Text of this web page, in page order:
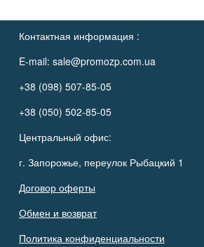
Контактная информация :
E-mail: sale@promozp.com.ua
+38 (098) 507-85-05
+38 (050) 502-85-05
Центральный офис:
г. Запорожье, переулок Рыбацкий 1
Договор оферты
Обмен и возврат
Политика конфиденциальности